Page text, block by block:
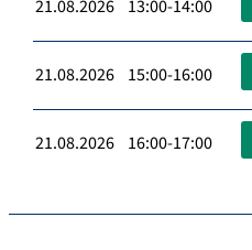
21.08.2026 13:00-14:00
21.08.2026 15:00-16:00
21.08.2026 16:00-17:00